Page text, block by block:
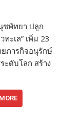
ชพัทยา ปลูก
ทะเล” เพิ่ม 23
ภารกิจอนุรักษ์
ะดับโลก สร้าง